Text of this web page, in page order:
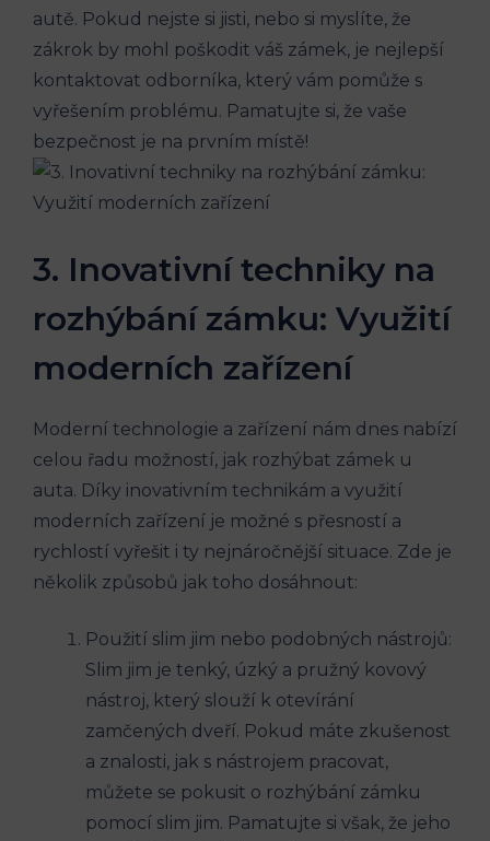
autě. Pokud nejste si jisti, nebo si myslíte, že
zákrok by mohl poškodit váš zámek, je nejlepší
kontaktovat odborníka, který vám pomůže s
vyřešením problému. Pamatujte si, že vaše
bezpečnost je na prvním místě!
3. Inovativní techniky na
rozhýbání zámku: Využití
moderních zařízení
Moderní technologie a zařízení nám dnes nabízí
celou řadu možností, jak rozhýbat zámek u
auta. Díky inovativním technikám a využití
moderních zařízení je možné s přesností a
rychlostí vyřešit i ty nejnáročnější situace. Zde je
několik způsobů jak toho dosáhnout:
Použití slim jim nebo podobných nástrojů:
Slim jim je tenký, úzký a pružný kovový
nástroj, který slouží k otevírání
zamčených dveří. Pokud máte zkušenost
a znalosti, jak s nástrojem pracovat,
můžete se pokusit o rozhýbání zámku
pomocí slim jim. Pamatujte si však, že jeho